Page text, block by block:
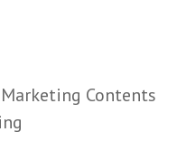
Contents